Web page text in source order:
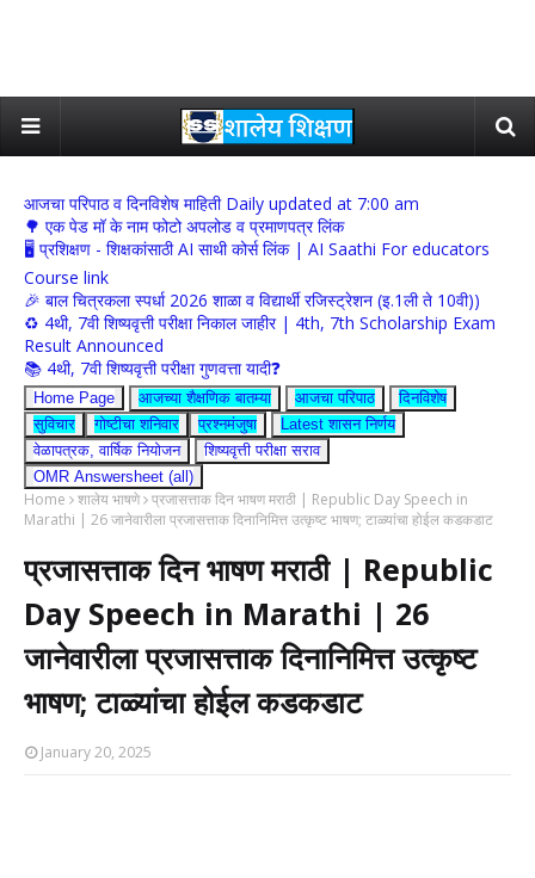
आजचा परिपाठ व दिनविशेष माहिती Daily updated at 7:00 am
🌳 एक पेड मॉ के नाम फोटो अपलोड व प्रमाणपत्र लिंक
🖥 प्रशिक्षण - शिक्षकांसाठी AI साथी कोर्स लिंक | AI Saathi For educators
Course link
🎉 बाल चित्रकला स्पर्धा 2026 शाळा व विद्यार्थी रजिस्ट्रेशन (इ.1ली ते 10वी))
♻️ 4थी, 7वी शिष्यवृत्ती परीक्षा निकाल जाहीर | 4th, 7th Scholarship Exam
Result Announced
📚 4थी, 7वी शिष्यवृत्ती परीक्षा गुणवत्ता यादी❓
Home Page आजच्या शैक्षणिक बातम्या आजचा परिपाठ
दिनविशेष
सुविचार
गोष्टीचा शनिवार प्रश्नमंजुषा
Latest शासन निर्णय
वेळापत्रक, वार्षिक नियोजन
शिष्यवृत्ती परीक्षा सराव
OMR Answersheet (all)
Home शालेय भाषणे प्रजासत्ताक दिन भाषण मराठी | Republic Day Speech in
Marathi | 26 जानेवारीला प्रजासत्ताक दिनानिमित्त उत्कृष्ट भाषण; टाळ्यांचा होईल कडकडाट
प्रजासत्ताक दिन भाषण मराठी | Republic
Day Speech in Marathi | 26
जानेवारीला प्रजासत्ताक दिनानिमित्त उत्कृष्ट
भाषण; टाळ्यांचा होईल कडकडाट
January 20, 2025